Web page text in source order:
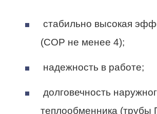
стабильно высокая
(СОР не менее 4);
надежность в работе;
долговечность
теплообменника